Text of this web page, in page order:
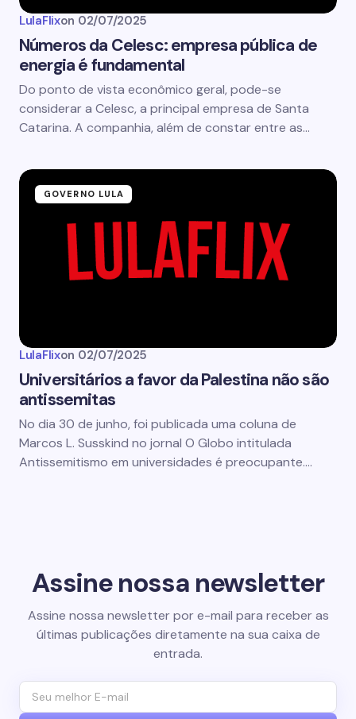
LulaFlixon 02/07/2025
Números da Celesc: empresa pública de
energia é fundamental
Do ponto de vista econômico geral, pode-se
considerar a Celesc, a principal empresa de Santa
Catarina. A companhia, além de constar entre as…
GOVERNO LULA
LulaFlixon 02/07/2025
Universitários a favor da Palestina não são
antissemitas
No dia 30 de junho, foi publicada uma coluna de
Marcos L. Susskind no jornal O Globo intitulada
Antissemitismo em universidades é preocupante.…
Assine nossa newsletter
Assine nossa newsletter por e-mail para receber as
últimas publicações diretamente na sua caixa de
entrada.